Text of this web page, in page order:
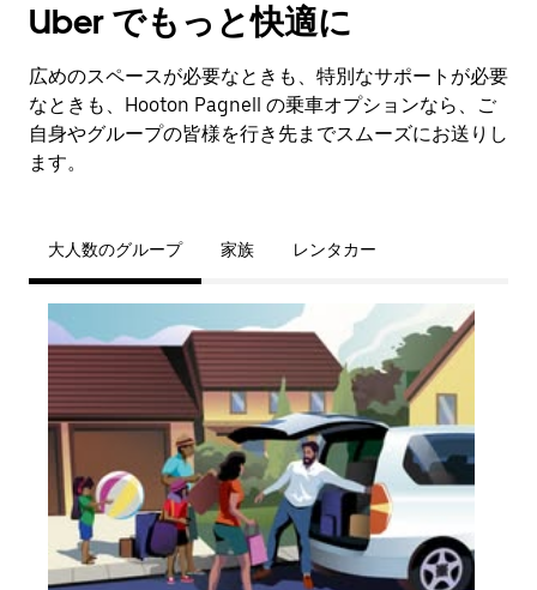
Uber でもっと快適に
広めのスペースが必要なときも、特別なサポートが必要
なときも、Hooton Pagnell の乗車オプションなら、ご
自身やグループの皆様を行き先までスムーズにお送りし
ます。
大人数のグループ 家族 レンタカー